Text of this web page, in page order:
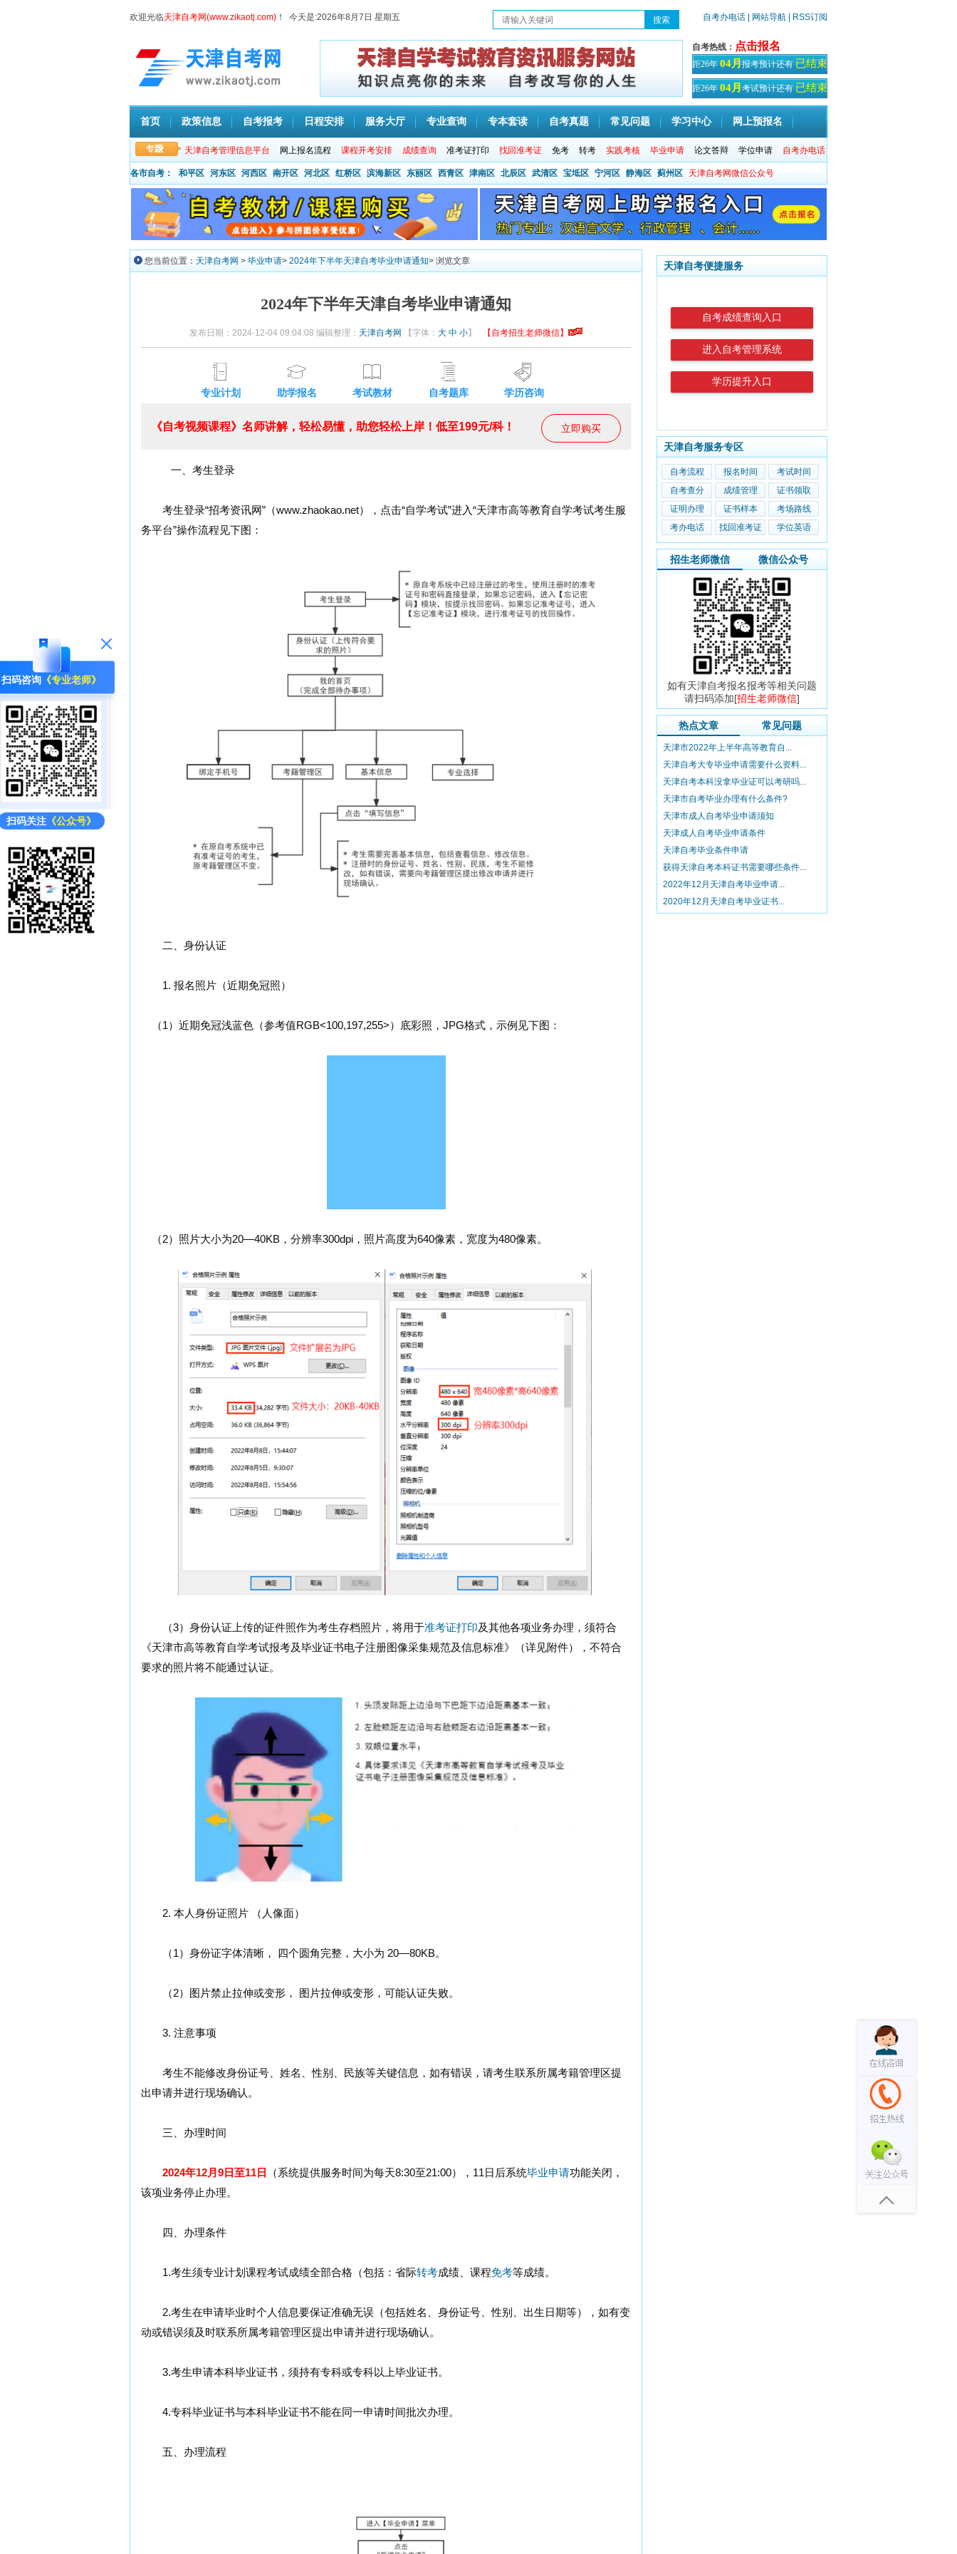
扫码咨询 《专业老师》
扫码关注 《公众号》
欢迎光临天津自考网(www.zikaotj.com) ！ 今天是:2026年8月7日 星期五 自考办电话 | 网站导航 | RSS订阅
自考热线： 点击报名
距26年 04月 报考预计还有 已结束
天！
距26年 04月 考试预计还有 已结束
天
首页 政策信息 自考报考 日程安排 服务大厅 专业查询 专本套读 自考真题 常见问题 学习中心 网上预报名
天津自考管理信息平台 网上报名流程 课程开考安排 成绩查询 准考证打印 找回准考证 免考 转考 实践考核 毕业申请 论文答辩 学位申请 自考办电话
各市自考： 和平区 河东区 河西区 南开区 河北区 红桥区 滨海新区 东丽区 西青区 津南区 北辰区 武清区 宝坻区 宁河区 静海区 蓟州区 天津自考网微信公众号
您当前位置： 天津自考网 > 毕业申请> 2024年下半年天津自考毕业申请通知> 浏览文章
2024年下半年天津自考毕业申请通知
发布日期：2024-12-04 09:04:08 编辑整理： 天津自考网 【字体： 大 中 小】 【自考招生老师微信】
专业计划 助学报名 考试教材 自考题库 学历咨询
立即购买
《自考视频课程》名师讲解，轻松易懂，助您轻松上岸！低至199元/科！
一、考生登录
考生登录“招考资讯网”（www.zhaokao.net），点击“自学考试”进入“天津市高等教育自学考试考生服
务平台”操作流程见下图：
二、身份认证
1. 报名照片（近期免冠照）
（1）近期免冠浅蓝色（参考值RGB<100,197,255>）底彩照，JPG格式，示例见下图：
（2）照片大小为20—40KB，分辨率300dpi，照片高度为640像素，宽度为480像素。
（3）身份认证上传的证件照作为考生存档照片，将用于准考证打印及其他各项业务办理，须符合
《天津市高等教育自学考试报考及毕业证书电子注册图像采集规范及信息标准》（详见附件），不符合
要求的照片将不能通过认证。
2. 本人身份证照片 （人像面）
（1）身份证字体清晰， 四个圆角完整，大小为 20—80KB。
（2）图片禁止拉伸或变形， 图片拉伸或变形，可能认证失败。
3. 注意事项
考生不能修改身份证号、姓名、性别、民族等关键信息，如有错误，请考生联系所属考籍管理区提
出申请并进行现场确认。
三、办理时间
2024年12月9日至11日 （系统提供服务时间为每天8:30至21:00），11日后系统毕业申请功能关闭，
该项业务停止办理。
四、办理条件
1.考生须专业计划课程考试成绩全部合格（包括：省际转考成绩、课程免考等成绩。
2.考生在申请毕业时个人信息要保证准确无误（包括姓名、身份证号、性别、出生日期等），如有变
动或错误须及时联系所属考籍管理区提出申请并进行现场确认。
3.考生申请本科毕业证书，须持有专科或专科以上毕业证书。
4.专科毕业证书与本科毕业证书不能在同一申请时间批次办理。
五、办理流程
天津自考便捷服务
自考成绩查询入口
进入自考管理系统
学历提升入口
天津自考服务专区
自考流程 报名时间
考试时间
自考查分
成绩管理
证书领取
证明办理
证书样本
考场路线
考办电话
找回准考证 学位英语
招生老师微信 微信公众号
如有天津自考报名报考等相关问题
请扫码添加[招生老师微信]
热点文章 常见问题
天津市2022年上半年高等教育自...
天津自考大专毕业申请需要什么资料...
天津自考本科没拿毕业证可以考研吗...
天津市自考毕业办理有什么条件?
天津市成人自考毕业申请须知
天津成人自考毕业申请条件
天津自考毕业条件申请
获得天津自考本科证书需要哪些条件...
2022年12月天津自考毕业申请...
2020年12月天津自考毕业证书...